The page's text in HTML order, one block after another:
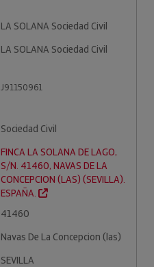
LA SOLANA Sociedad Civil
LA SOLANA Sociedad Civil
J91150961
Sociedad Civil
FINCA LA SOLANA DE LAGO,
S/N. 41460, NAVAS DE LA
CONCEPCION (LAS) (SEVILLA).
ESPAÑA.
41460
Navas De La Concepcion (las)
SEVILLA